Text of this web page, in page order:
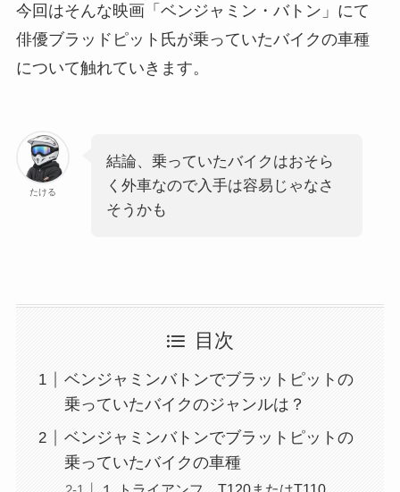
今回はそんな映画「ベンジャミン・バトン」にて
俳優ブラッドピット氏が乗っていたバイクの車種
について触れていきます。
たける
結論、乗っていたバイクはおそら
く外車なので入手は容易じゃなさ
そうかも
目次
ベンジャミンバトンでブラットピットの
乗っていたバイクのジャンルは？
ベンジャミンバトンでブラットピットの
乗っていたバイクの車種